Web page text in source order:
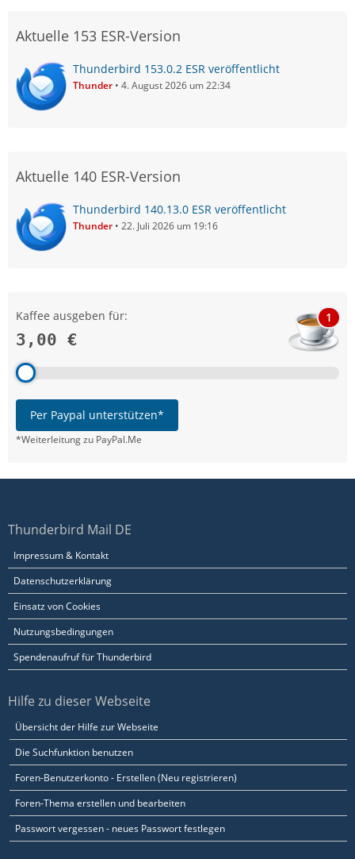
Aktuelle 153 ESR-Version
Thunderbird 153.0.2 ESR veröffentlicht
Thunder 4. August 2026 um 22:34
Aktuelle 140 ESR-Version
Thunderbird 140.13.0 ESR veröffentlicht
Thunder 22. Juli 2026 um 19:16
Kaffee ausgeben für:
3,00 €
1
Per Paypal unterstützen*
*Weiterleitung zu PayPal.Me
Thunderbird Mail DE
Impressum & Kontakt
Datenschutzerklärung
Einsatz von Cookies
Nutzungsbedingungen
Spendenaufruf für Thunderbird
Hilfe zu dieser Webseite
Übersicht der Hilfe zur Webseite
Die Suchfunktion benutzen
Foren-Benutzerkonto - Erstellen (Neu registrieren)
Foren-Thema erstellen und bearbeiten
Passwort vergessen - neues Passwort festlegen